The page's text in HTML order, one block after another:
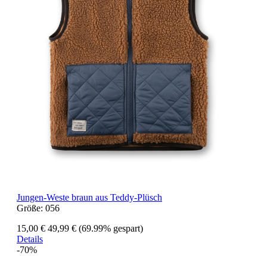
Jungen-Weste braun aus Teddy-Plüsch
Größe: 056
15,00 € 49,99 € (69.99% gespart)
Details
-70%